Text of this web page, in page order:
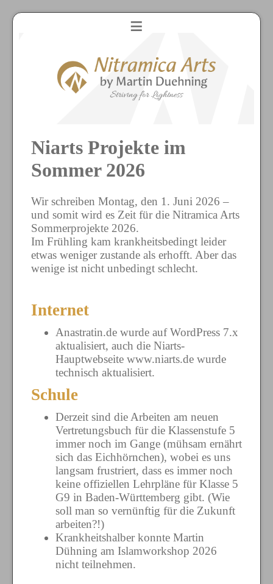
≡
Niarts Projekte im
Sommer 2026
Wir schreiben Montag, den 1. Juni 2026 –
und somit wird es Zeit für die Nitramica Arts
Sommerprojekte 2026.
Im Frühling kam krankheitsbedingt leider
etwas weniger zustande als erhofft. Aber das
wenige ist nicht unbedingt schlecht.
Internet
Anastratin.de wurde auf WordPress 7.x
aktualisiert, auch die Niarts-
Hauptwebseite www.niarts.de wurde
technisch aktualisiert.
Schule
Derzeit sind die Arbeiten am neuen
Vertretungsbuch für die Klassenstufe 5
immer noch im Gange (mühsam ernährt
sich das Eichhörnchen), wobei es uns
langsam frustriert, dass es immer noch
keine offiziellen Lehrpläne für Klasse 5
G9 in Baden-Württemberg gibt. (Wie
soll man so vernünftig für die Zukunft
arbeiten?!)
Krankheitshalber konnte Martin
Dühning am Islamworkshop 2026
nicht teilnehmen.